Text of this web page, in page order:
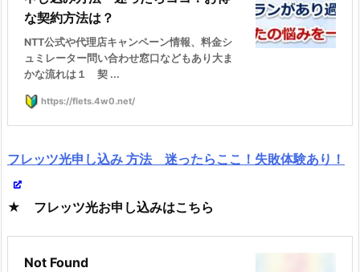
な契約方法は？
NTT公式や代理店キャンペーン情報、料金シ
ュミレーター問い合わせ窓口などもあり大ま
かな流れは１ 契 ...
https://flets.4w0.net/
フレッツ光申し込み 方法 迷ったらここ！失敗体験あり！
★ フレッツ光お申し込みはこちら
Not Found